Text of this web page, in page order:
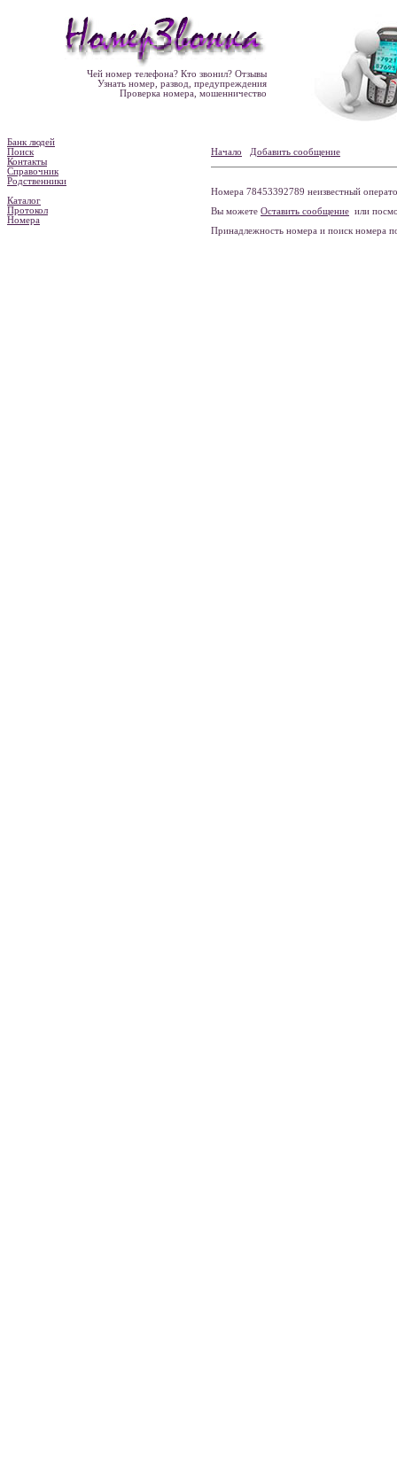
Чей номер телефона? Кто звонил? Отзывы
Узнать номер, развод, предупреждения
Проверка номера, мошенничество
Банк людей
Поиск
Контакты
Справочник
Родственники
Каталог
Протокол
Номера
Начало Добавить сообщение
Номера 78453392789 неизвестный
Вы можете Оставить сообщение или
Принадлежность номера и поиск номера